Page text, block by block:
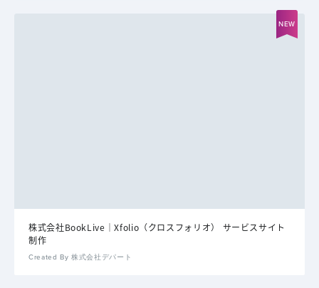
株式会社BookLive｜Xfolio（クロスフォリオ） サービスサイト
制作
Created By 株式会社デパート